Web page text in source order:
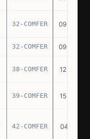
32-COMFER 09.09.76
32-COMFER 09.09.76
38-COMFER 12.10.76
39-COMFER 15.10.76
42-COMFER 04.11.76